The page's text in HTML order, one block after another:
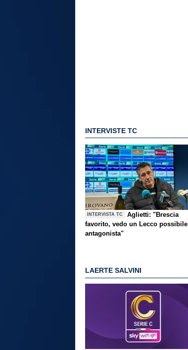
INTERVISTE TC
INTERVISTA TC
Aglietti: "Brescia
favorito, vedo un Lecco possibile
antagonista"
LAERTE SALVINI